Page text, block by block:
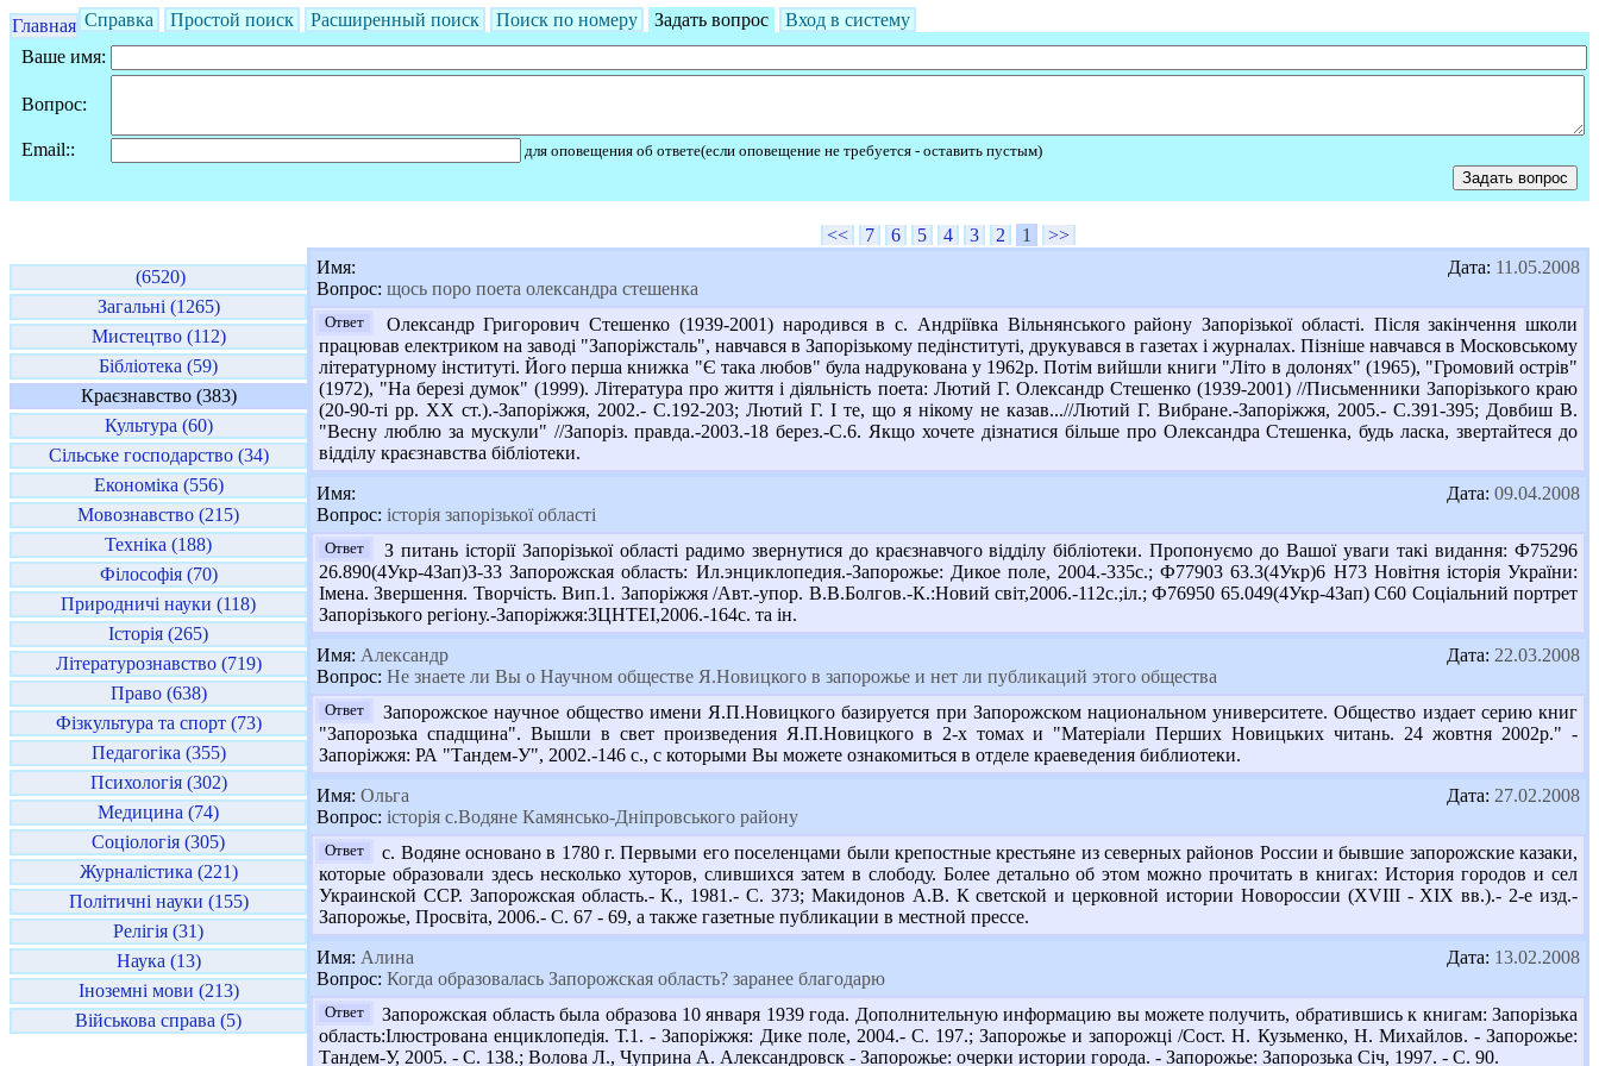
Главная Справка Простой поиск Расширенный поиск Поиск по номеру Задать вопрос
Вход в систему
Ваше имя:
Вопрос:
Email:: для оповещения об ответе(если оповещение не требуется - оставить пустым)
(6520)
Загальні (1265)
Мистецтво (112)
Бібліотека (59)
Краєзнавство (383)
Культура (60)
Сільське господарство (34)
Економіка (556)
Мовознавство (215)
Техніка (188)
Філософія (70)
Природничі науки (118)
Історія (265)
Літературознавство (719)
Право (638)
Фізкультура та спорт (73)
Педагогіка (355)
Психологія (302)
Медицина (74)
Соціологія (305)
Журналістика (221)
Політичні науки (155)
Релігія (31)
Наука (13)
Іноземні мови (213)
Військова справа (5)
<< 7 6 5 4 3 2 1
>>
Дата: 11.05.2008
Имя:
Вопрос: щось поро поета олександра стешенка
Ответ
Олександр Григорович Стешенко (1939-2001) народився в с. Андріївка Вільнянського району Запорізької області. Після закінчення школи
працював електриком на заводі "Запоріжсталь", навчався в Запорізькому педінституті, друкувався в газетах і журналах. Пізніше навчався в Московському
літературному інституті. Його перша книжка "Є така любов" була надрукована у 1962р. Потім вийшли книги "Літо в долонях" (1965), "Громовий острів"
(1972), "На березі думок" (1999). Література про життя і діяльність поета: Лютий Г. Олександр Стешенко (1939-2001) //Письменники Запорізького краю
(20-90-ті рр. ХХ ст.).-Запоріжжя, 2002.- С.192-203; Лютий Г. І те, що я нікому не казав...//Лютий Г. Вибране.-Запоріжжя, 2005.- С.391-395; Довбиш В.
"Весну люблю за мускули" //Запоріз. правда.-2003.-18 берез.-С.6. Якщо хочете дізнатися більше про Олександра Стешенка, будь ласка, звертайтеся до
відділу краєзнавства бібліотеки.
Дата: 09.04.2008
Имя:
Вопрос: історія запорізької області
Ответ
З питань історії Запорізької області радимо звернутися до краєзнавчого відділу бібліотеки. Пропонуємо до Вашої уваги такі видання: Ф75296
26.890(4Укр-4Зап)З-33 Запорожская область: Ил.энциклопедия.-Запорожье: Дикое поле, 2004.-335с.; Ф77903 63.3(4Укр)6 Н73 Новітня історія України:
Імена. Звершення. Творчість. Вип.1. Запоріжжя /Авт.-упор. В.В.Болгов.-К.:Новий світ,2006.-112с.;іл.; Ф76950 65.049(4Укр-4Зап) С60 Соціальний портрет
Запорізького регіону.-Запоріжжя:ЗЦНТЕІ,2006.-164с. та ін.
Дата: 22.03.2008
Имя: Александр
Вопрос: Не знаете ли Вы о Научном обществе Я.Новицкого в запорожье и нет ли публикаций этого общества
Ответ
Запорожское научное общество имени Я.П.Новицкого базируется при Запорожском национальном университете. Общество издает серию книг
"Запорозька спадщина". Вышли в свет произведения Я.П.Новицкого в 2-х томах и "Матеріали Перших Новицьких читань. 24 жовтня 2002р." -
Запоріжжя: РА "Тандем-У", 2002.-146 с., с которыми Вы можете ознакомиться в отделе краеведения библиотеки.
Дата: 27.02.2008
Имя: Ольга
Вопрос: історія с.Водяне Камянсько-Дніпровського району
Ответ
с. Водяне основано в 1780 г. Первыми его поселенцами были крепостные крестьяне из северных районов России и бывшие запорожские казаки,
которые образовали здесь несколько хуторов, слившихся затем в слободу. Более детально об этом можно прочитать в книгах: История городов и сел
Украинской ССР. Запорожская область.- К., 1981.- С. 373; Макидонов А.В. К светской и церковной истории Новороссии (ХVIII - ХIХ вв.).- 2-е изд.-
Запорожье, Просвіта, 2006.- С. 67 - 69, а также газетные публикации в местной прессе.
Дата: 13.02.2008
Имя: Алина
Вопрос: Когда образовалась Запорожская область? заранее благодарю
Ответ
Запорожская область была образова 10 января 1939 года. Дополнительную информацию вы можете получить, обратившись к книгам: Запорізька
область:Ілюстрована енциклопедія. Т.1. - Запоріжжя: Дике поле, 2004.- С. 197.; Запорожье и запорожці /Сост. Н. Кузьменко, Н. Михайлов. - Запорожье:
Тандем-У, 2005. - С. 138.; Волова Л., Чуприна А. Александровск - Запорожье: очерки истории города. - Запорожье: Запорозька Січ, 1997. - С. 90.